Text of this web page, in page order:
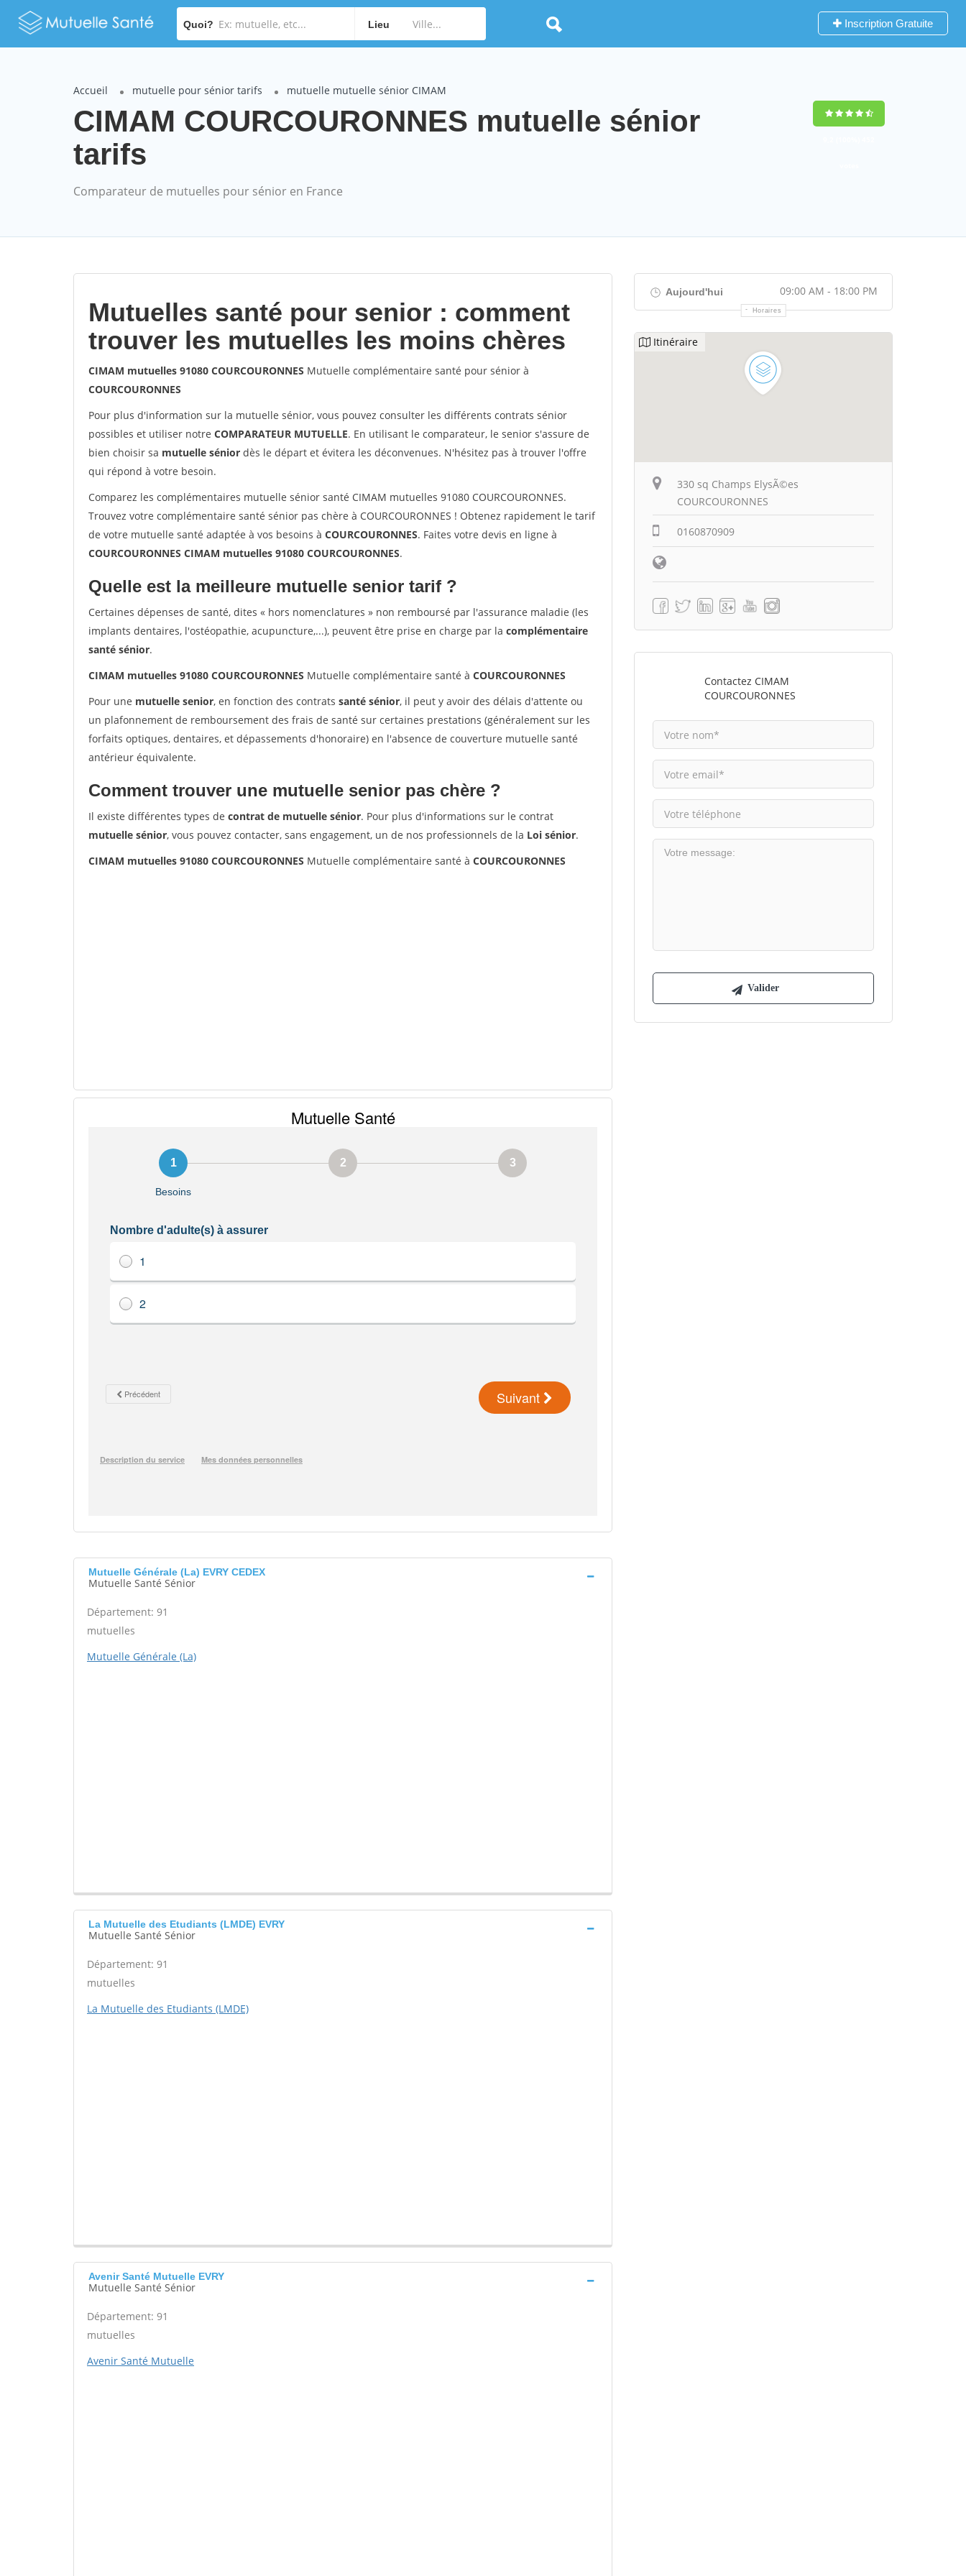
Quoi? Lieu Inscription Gratuite
Accueil mutuelle pour sénior tarifs mutuelle mutuelle sénior CIMAM
CIMAM COURCOURONNES mutuelle sénior
tarifs
Comparateur de mutuelles pour sénior en France
Mutuelles santé pour senior : comment
trouver les mutuelles les moins chères
CIMAM mutuelles 91080 COURCOURONNES Mutuelle complémentaire santé pour sénior à
COURCOURONNES
Pour plus d'information sur la mutuelle sénior, vous pouvez consulter les différents contrats sénior
possibles et utiliser notre COMPARATEUR MUTUELLE. En utilisant le comparateur, le senior s'assure de
bien choisir sa mutuelle sénior dès le départ et évitera les déconvenues. N'hésitez pas à trouver l'offre
qui répond à votre besoin.
Comparez les complémentaires mutuelle sénior santé CIMAM mutuelles 91080 COURCOURONNES.
Trouvez votre complémentaire santé sénior pas chère à COURCOURONNES ! Obtenez rapidement le tarif
de votre mutuelle santé adaptée à vos besoins à COURCOURONNES. Faites votre devis en ligne à
COURCOURONNES CIMAM mutuelles 91080 COURCOURONNES.
Quelle est la meilleure mutuelle senior tarif ?
Certaines dépenses de santé, dites « hors nomenclatures » non remboursé par l'assurance maladie (les
implants dentaires, l'ostéopathie, acupuncture,...), peuvent être prise en charge par la complémentaire
santé sénior.
CIMAM mutuelles 91080 COURCOURONNES Mutuelle complémentaire santé à COURCOURONNES
Pour une mutuelle senior, en fonction des contrats santé sénior, il peut y avoir des délais d'attente ou
un plafonnement de remboursement des frais de santé sur certaines prestations (généralement sur les
forfaits optiques, dentaires, et dépassements d'honoraire) en l'absence de couverture mutuelle santé
antérieur équivalente.
Comment trouver une mutuelle senior pas chère ?
Il existe différentes types de contrat de mutuelle sénior. Pour plus d'informations sur le contrat
mutuelle sénior, vous pouvez contacter, sans engagement, un de nos professionnels de la Loi sénior.
CIMAM mutuelles 91080 COURCOURONNES Mutuelle complémentaire santé à COURCOURONNES
Mutuelle Générale (La) EVRY CEDEX
Mutuelle Santé Sénior
Département: 91
mutuelles
Mutuelle Générale (La)
La Mutuelle des Etudiants (LMDE) EVRY
Mutuelle Santé Sénior
Département: 91
mutuelles
La Mutuelle des Etudiants (LMDE)
Avenir Santé Mutuelle EVRY
Mutuelle Santé Sénior
Département: 91
mutuelles
Avenir Santé Mutuelle
Aujourd'hui 09:00 AM - 18:00 PM
Horaires
Itinéraire
330 sq Champs ElysÃ©es
COURCOURONNES
0160870909
Contactez CIMAM
COURCOURONNES